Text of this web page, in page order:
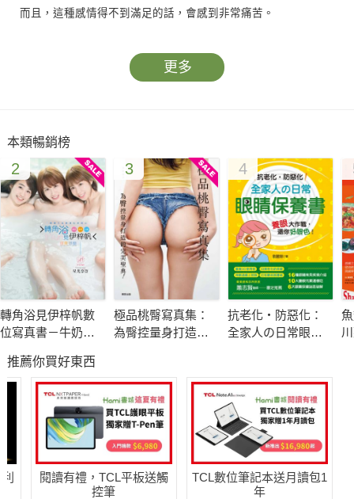
而且，這種感情得不到滿足的話，會感到非常痛苦。
更多
本類暢銷榜
2
轉角浴見伊梓帆數
位寫真書－牛奶裸
3
極品桃臀寫真集：
為臀控量身打造的
4
抗老化‧防惡化：
全家人の日常眼睛
推薦你買好東西
閱讀有禮，TCL平板送觸
控筆
TCL數位筆記本送月讀包1
年